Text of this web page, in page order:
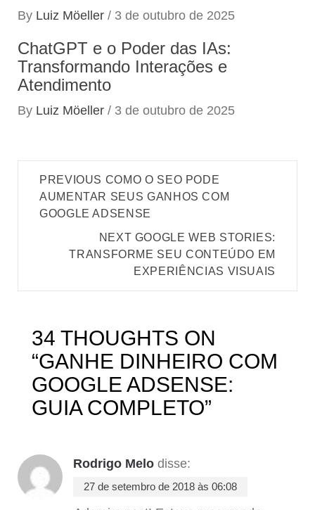
By Luiz Möeller / 3 de outubro de 2025
ChatGPT e o Poder das IAs:
Transformando Interações e
Atendimento
By Luiz Möeller / 3 de outubro de 2025
Post
navigation
PREVIOUS COMO O SEO PODE
AUMENTAR SEUS GANHOS COM
GOOGLE ADSENSE
NEXT GOOGLE WEB STORIES:
TRANSFORME SEU CONTEÚDO EM
EXPERIÊNCIAS VISUAIS
34 THOUGHTS ON
“GANHE DINHEIRO COM
GOOGLE ADSENSE:
GUIA COMPLETO”
Rodrigo Melo disse:
27 de setembro de 2018 às 06:08